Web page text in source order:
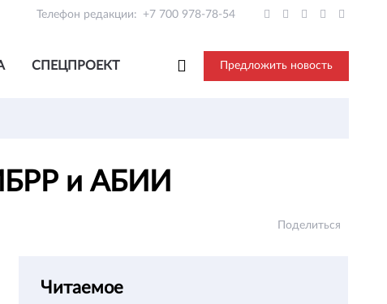
Телефон редакции: +7 700 978-78-54
СПЕЦПРОЕКТ Предложить новость
и АБИИ
Поделиться
Читаемое